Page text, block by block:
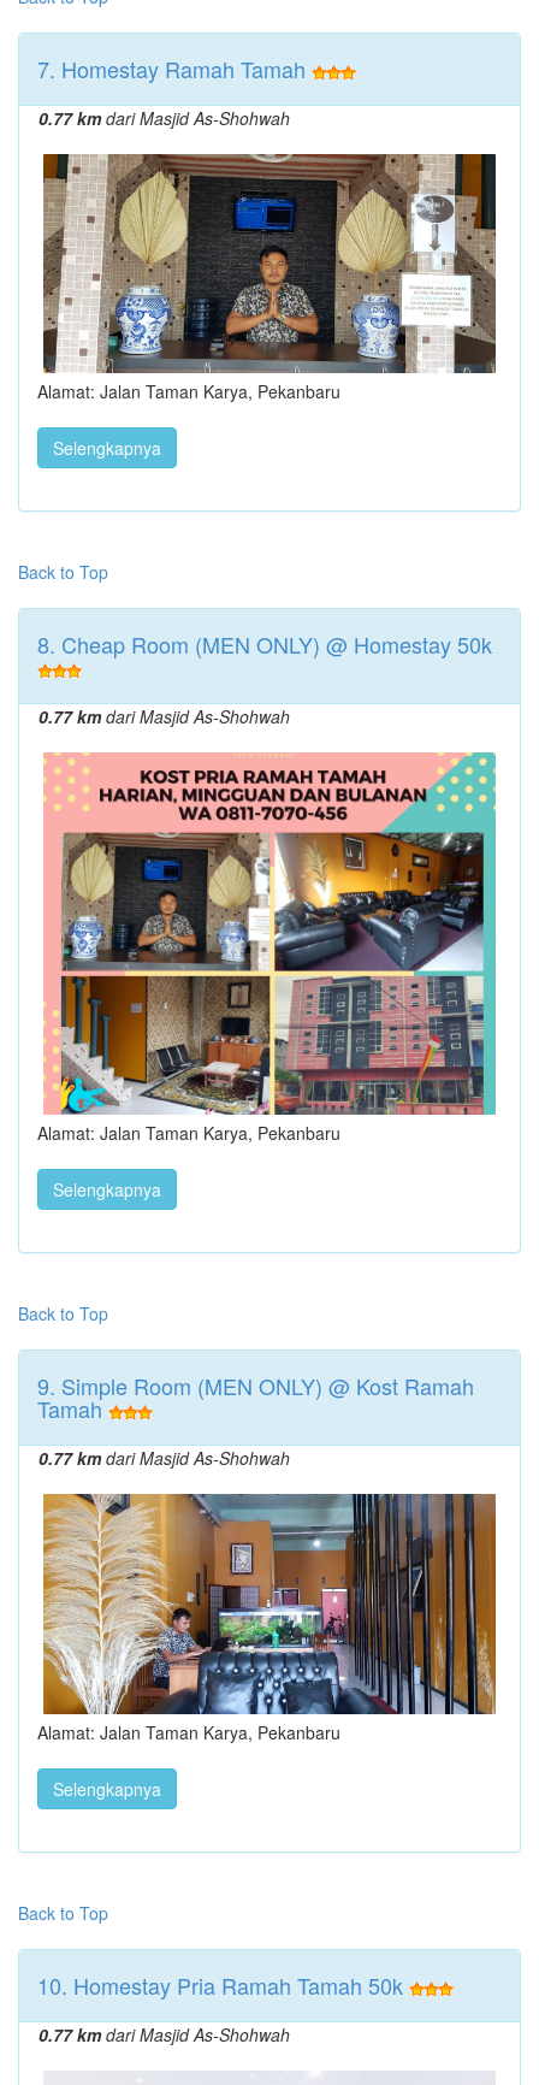
7. Homestay Ramah Tamah
0.77 kmdari Masjid As-Shohwah
Alamat: Jalan Taman Karya, Pekanbaru
Selengkapnya
Back to Top
8. Cheap Room (MEN ONLY) @ Homestay 50k
0.77 kmdari Masjid As-Shohwah
Alamat: Jalan Taman Karya, Pekanbaru
Selengkapnya
Back to Top
9. Simple Room (MEN ONLY) @ Kost Ramah
Tamah
0.77 kmdari Masjid As-Shohwah
Alamat: Jalan Taman Karya, Pekanbaru
Selengkapnya
Back to Top
10. Homestay Pria Ramah Tamah 50k
0.77 kmdari Masjid As-Shohwah